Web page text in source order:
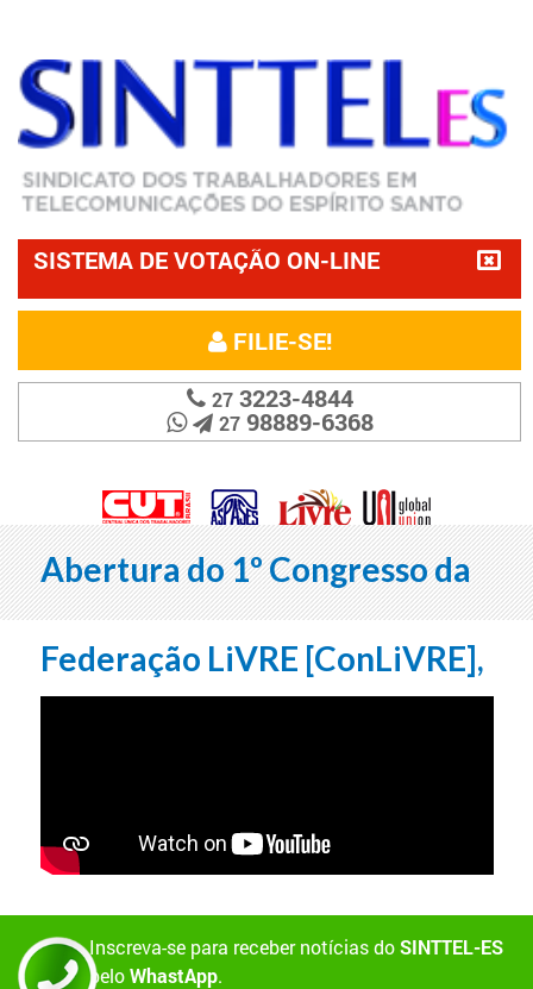
SISTEMA DE VOTAÇÃO ON-LINE
FILIE-SE!
273223-4844
2798889-6368
Abertura do 1º Congresso da
Federação LiVRE [ConLiVRE],
Inscreva-se para receber notícias doSINTTEL-ES
peloWhastApp.